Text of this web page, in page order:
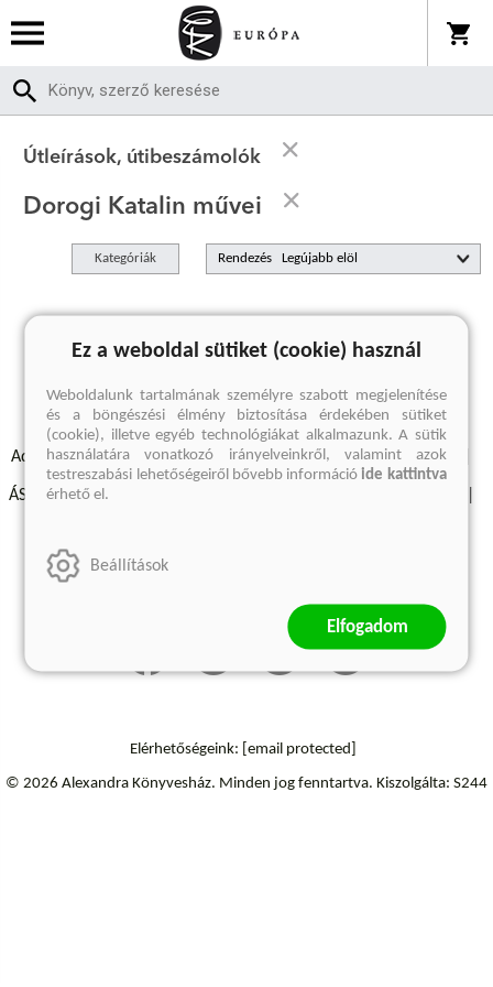
Útleírások, útibeszámolók
Dorogi Katalin művei
Kategóriák Rendezés
A keresett kifejezésre nincs találat
Adatvédelmi szabályzatok Elállási felmondási nyilatkozat
ÁSZF - Vásárlási feltételek
Szállítási információk
Elérhetőségeink: [email protected]
© 2026 Alexandra Könyvesház. Minden jog fenntartva. Kiszolgálta: S244
Ez a weboldal sütiket (cookie) használ
Weboldalunk tartalmának személyre szabott megjelenítése
és a böngészési élmény biztosítása érdekében sütiket
(cookie), illetve egyéb technológiákat alkalmazunk. A sütik
használatára vonatkozó irányelveinkről, valamint azok
testreszabási lehetőségeiről bővebb információide kattintva
érhető el.
Beállítások
Elfogadom